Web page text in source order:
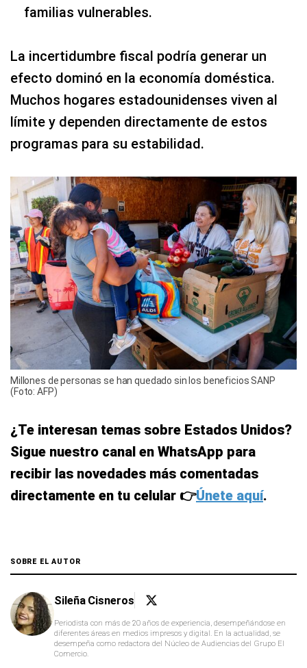
familias vulnerables.
La incertidumbre fiscal podría generar un
efecto dominó en la economía doméstica.
Muchos hogares estadounidenses viven al
límite y dependen directamente de estos
programas para su estabilidad.
Millones de personas se han quedado sin los beneficios SANP
(Foto: AFP)
¿Te interesan temas sobre Estados Unidos?
Sigue nuestro canal en WhatsApp para
recibir las novedades más comentadas
directamente en tu celular 👉Únete aquí.
SOBRE EL AUTOR
Sileña Cisneros
Periodista con más de 20 años de experiencia, desempeñándose en
diferentes áreas en medios impresos y digital. En la actualidad, se
desempeña como redactora del Núcleo de Audiencias del Grupo El
Comercio.